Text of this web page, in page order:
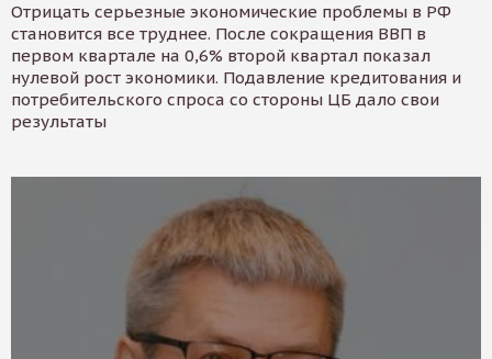
Отрицать серьезные экономические проблемы в РФ
становится все труднее. После сокращения ВВП в
первом квартале на 0,6% второй квартал показал
нулевой рост экономики. Подавление кредитования и
потребительского спроса со стороны ЦБ дало свои
результаты